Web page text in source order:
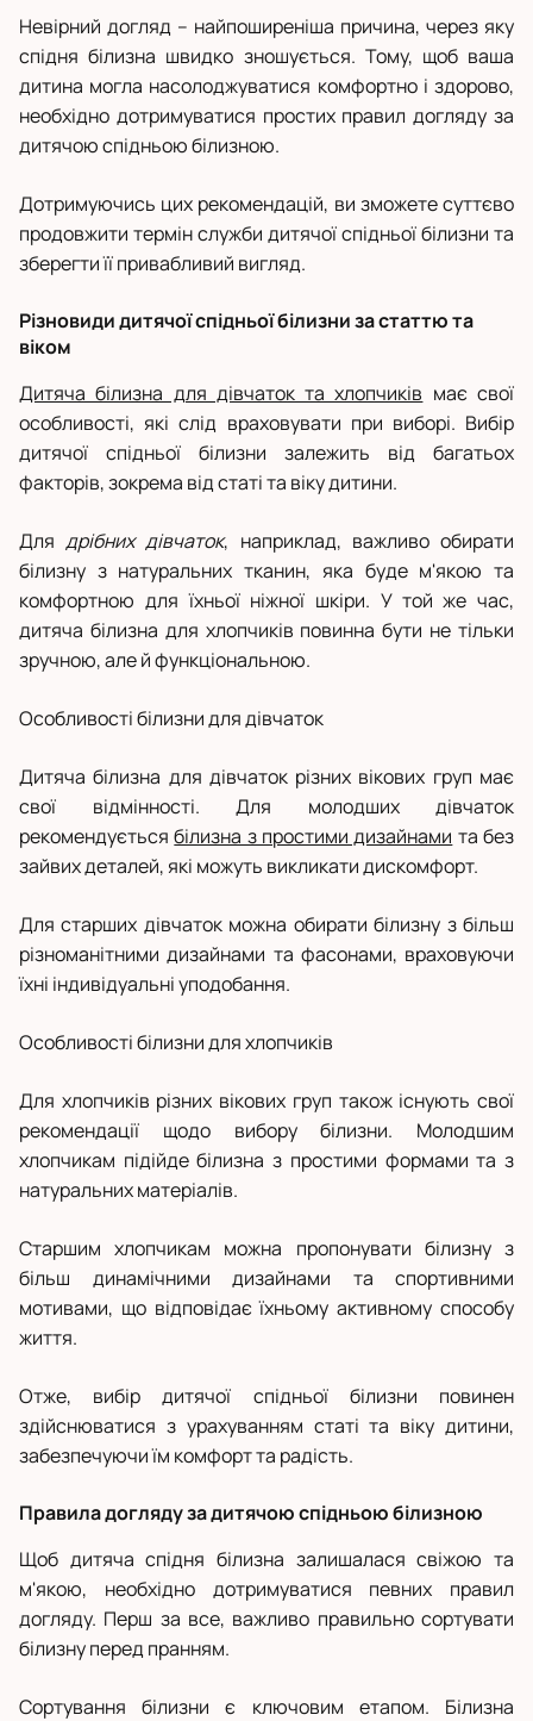
Невірний догляд – найпоширеніша причина, через яку
спідня білизна швидко зношується. Тому, щоб ваша
дитина могла насолоджуватися комфортно і здорово,
необхідно дотримуватися простих правил догляду за
дитячою спідньою білизною.
Дотримуючись цих рекомендацій, ви зможете суттєво
продовжити термін служби дитячої спідньої білизни та
зберегти її привабливий вигляд.
Різновиди дитячої спідньої білизни за статтю та
віком
Дитяча білизна для дівчаток та хлопчиків має свої
особливості, які слід враховувати при виборі. Вибір
дитячої спідньої білизни залежить від багатьох
факторів, зокрема від статі та віку дитини.
Длядрібних дівчаток, наприклад, важливо обирати
білизну з натуральних тканин, яка буде м'якою та
комфортною для їхньої ніжної шкіри. У той же час,
дитяча білизна для хлопчиків повинна бути не тільки
зручною, але й функціональною.
Особливості білизни для дівчаток
Дитяча білизна для дівчаток різних вікових груп має
свої відмінності. Для молодших дівчаток
рекомендуєтьсябілизна з простими дизайнами та без
зайвих деталей, які можуть викликати дискомфорт.
Для старших дівчаток можна обирати білизну з більш
різноманітними дизайнами та фасонами, враховуючи
їхні індивідуальні уподобання.
Особливості білизни для хлопчиків
Для хлопчиків різних вікових груп також існують свої
рекомендації щодо вибору білизни. Молодшим
хлопчикам підійде білизна з простими формами та з
натуральних матеріалів.
Старшим хлопчикам можна пропонувати білизну з
більш динамічними дизайнами та спортивними
мотивами, що відповідає їхньому активному способу
життя.
Отже, вибір дитячої спідньої білизни повинен
здійснюватися з урахуванням статі та віку дитини,
забезпечуючи їм комфорт та радість.
Правила догляду за дитячою спідньою білизною
Щоб дитяча спідня білизна залишалася свіжою та
м'якою, необхідно дотримуватися певних правил
догляду. Перш за все, важливо правильно сортувати
білизну перед пранням.
Сортування білизни є ключовим етапом. Білизна